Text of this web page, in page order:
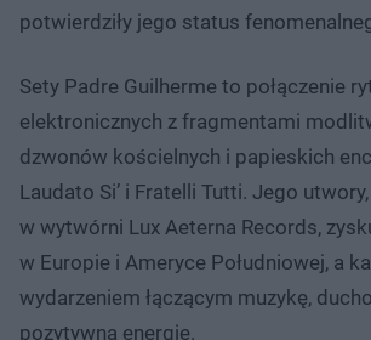
potwierdziły jego status
Sety Padre Guilherme to połączenie
elektronicznych z fragmentami
dzwonów kościelnych i papieskich
Laudato Si’ i Fratelli Tutti. Jego
w wytwórni Lux Aeterna Records,
w Europie i Ameryce Południowej, a
wydarzeniem łączącym muzykę,
pozytywną energię.